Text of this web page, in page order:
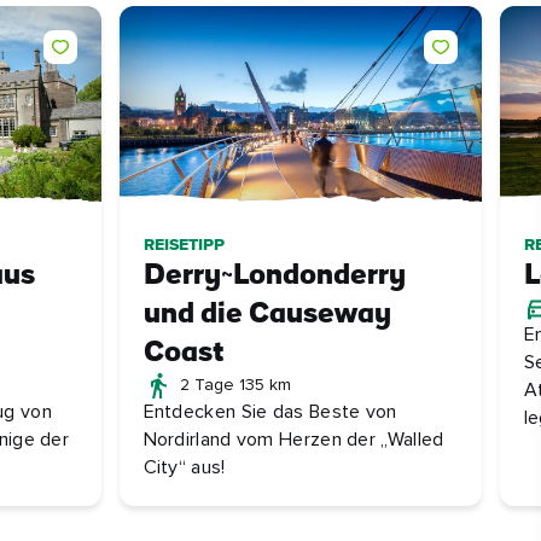
von
der
REISETIPP
Derry~Londonderry
und die Causeway
Coast
2 Tage 135 km
Entdecken Sie das Beste von
Nordirland vom Herzen der „Walled
City“ aus!